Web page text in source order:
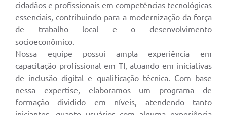
cidadãos e profissionais em competências tecnológicas
essenciais, contribuindo para a modernização da força
de trabalho local e o desenvolvimento
socioeconômico.
Nossa equipe possui ampla experiência em
capacitação profissional em TI, atuando em iniciativas
de inclusão digital e qualificação técnica. Com base
nessa expertise, elaboramos um programa de
formação dividido em níveis, atendendo tanto